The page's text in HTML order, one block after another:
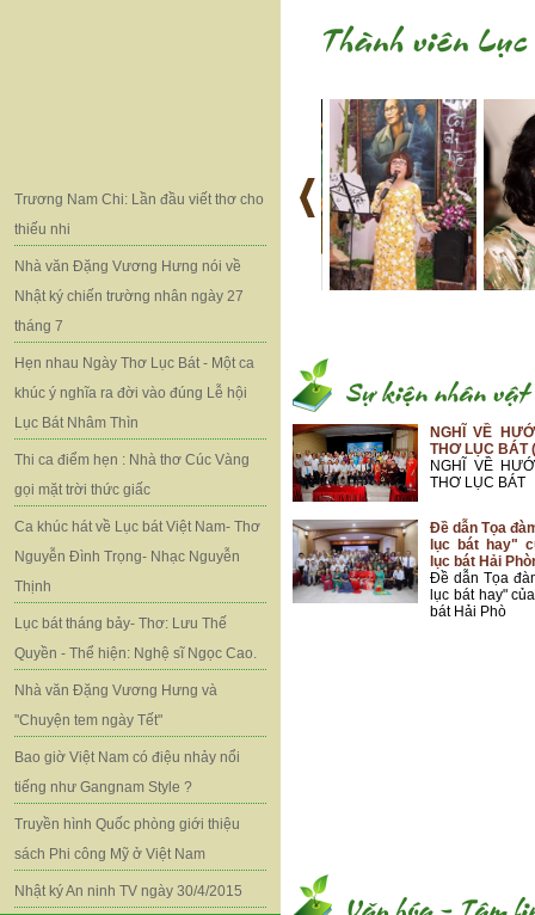
Trương Nam Chi: Lần đầu viết thơ cho
thiếu nhi
Nhà văn Đặng Vương Hưng nói về
Nhật ký chiến trường nhân ngày 27
tháng 7
Hẹn nhau Ngày Thơ Lục Bát - Một ca
khúc ý nghĩa ra đời vào đúng Lễ hội
Lục Bát Nhâm Thìn
Thi ca điểm hẹn : Nhà thơ Cúc Vàng
gọi mặt trời thức giấc
Ca khúc hát về Lục bát Việt Nam- Thơ
Nguyễn Đình Trọng- Nhạc Nguyễn
Thịnh
Lục bát tháng bảy- Thơ: Lưu Thế
Quyền - Thể hiện: Nghệ sĩ Ngọc Cao.
Nhà văn Đặng Vương Hưng và
"Chuyện tem ngày Tết"
Bao giờ Việt Nam có điệu nhảy nổi
tiếng như Gangnam Style ?
Truyền hình Quốc phòng giới thiệu
sách Phi công Mỹ ở Việt Nam
Nhật ký An ninh TV ngày 30/4/2015
NGHĨ VỀ
THƠ LỤC BÁT
NGHĨ VỀ
THƠ LỤC BÁT
Đề dẫn Tọa
lục bát hay"
lục bát Hải
Đề dẫn Tọa
lục bát hay"
bát Hải Phò